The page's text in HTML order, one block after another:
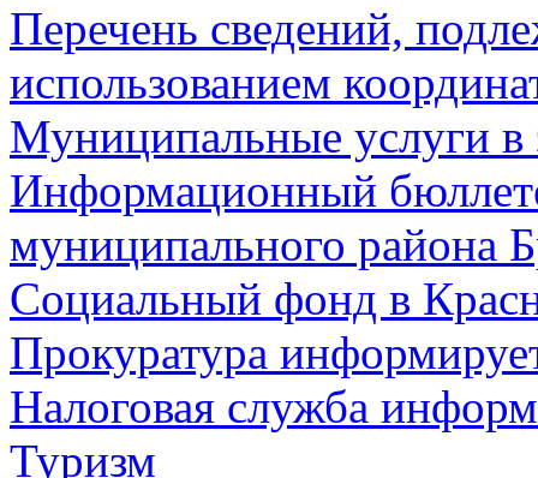
Перечень сведений,
использованием
Муниципальные услуги в
Информационный
муниципального района
Социальный фонд в
Прокуратура
Налоговая служба
Туризм